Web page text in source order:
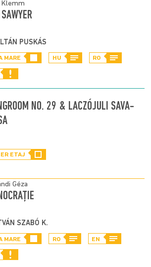
Klemm
PUSKÁS
MARE HU RO
NO. 29 & LACZÓJULI SAVA-
ETAJ
Géza
SZABÓ K.
MARE RO EN